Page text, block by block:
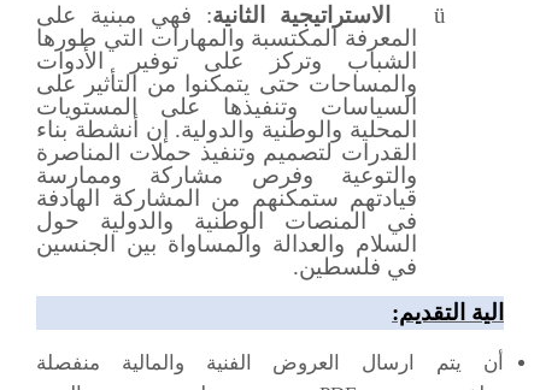
ü
الاستراتيجية الثانية: فهي مبنية على
المعرفة المكتسبة والمهارات التي طورها
الشباب وتركز على توفير الأدوات
والمساحات حتى يتمكنوا من التأثير على
السياسات وتنفيذها على المستويات
المحلية والوطنية والدولية. إن أنشطة بناء
القدرات لتصميم وتنفيذ حملات المناصرة
والتوعية وفرص مشاركة وممارسة
قيادتهم ستمكنهم من المشاركة الهادفة
في المنصات الوطنية والدولية حول
السلام والعدالة والمساواة بين الجنسين
في فلسطين.
الية التقديم:
أن يتم ارسال العروض الفنية والمالية منفصلة